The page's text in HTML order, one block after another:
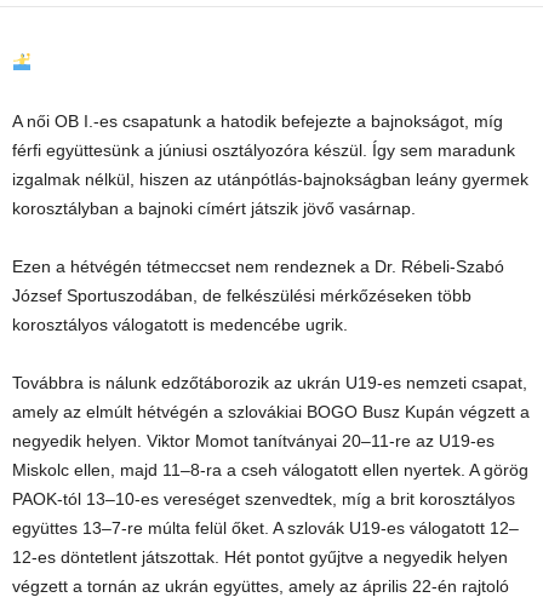
A női OB I.-es csapatunk a hatodik befejezte a bajnokságot, míg
férfi együttesünk a júniusi osztályozóra készül. Így sem maradunk
izgalmak nélkül, hiszen az utánpótlás-bajnokságban leány gyermek
korosztályban a bajnoki címért játszik jövő vasárnap.
Ezen a hétvégén tétmeccset nem rendeznek a Dr. Rébeli-Szabó
József Sportuszodában, de felkészülési mérkőzéseken több
korosztályos válogatott is medencébe ugrik.
Továbbra is nálunk edzőtáborozik az ukrán U19-es nemzeti csapat,
amely az elmúlt hétvégén a szlovákiai BOGO Busz Kupán végzett a
negyedik helyen. Viktor Momot tanítványai 20–11-re az U19-es
Miskolc ellen, majd 11–8-ra a cseh válogatott ellen nyertek. A görög
PAOK-tól 13–10-es vereséget szenvedtek, míg a brit korosztályos
együttes 13–7-re múlta felül őket. A szlovák U19-es válogatott 12–
12-es döntetlent játszottak. Hét pontot gyűjtve a negyedik helyen
végzett a tornán az ukrán együttes, amely az április 22-én rajtoló